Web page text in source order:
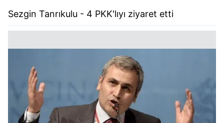
Sezgin Tanrıkulu - 4 PKK'lıyı ziyaret etti